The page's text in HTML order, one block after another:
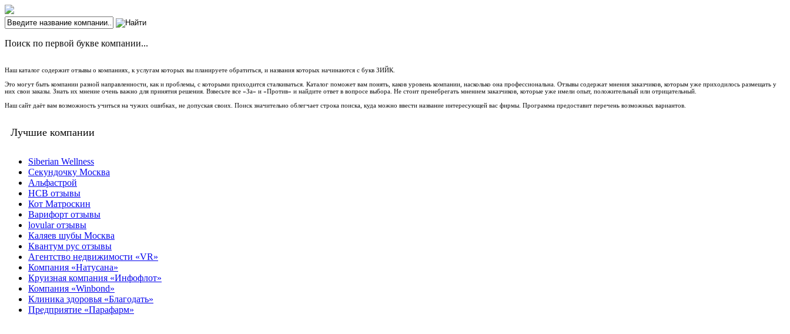
Поиск по первой букве компании...
Наш каталог содержит отзывы о компаниях, к услугам которых вы планируете обратиться, и названия которых начинаются с букв ЗИЙК.
Это могут быть компании разной направленности, как и проблемы, с которыми приходится сталкиваться. Каталог поможет вам понять, каков уровень компании, насколько она профессиональна. Отзывы содержат мнения заказчиков, которым уже приходилось размещать у
них свои заказы. Знать их мнение очень важно для принятия решения. Взвесьте все «За» и «Против» и найдите ответ в вопросе выбора. Не стоит пренебрегать мнением заказчиков, которые уже имели опыт, положительный или отрицательный.
Наш сайт даёт вам возможность учиться на чужих ошибках, не допуская своих. Поиск значительно облегчает строка поиска, куда можно ввести название интересующей вас фирмы. Программа предоставит перечень возможных вариантов.
Лучшие компании
Siberian Wellness
Секундочку Москва
Альфастрой
НСВ отзывы
Кот Матроскин
Варифорт отзывы
lovular отзывы
Каляев шубы Москва
Квантум рус отзывы
Агентство недвижимости «VR»
Компания «Натусана»
Круизная компания «Инфофлот»
Компания «Winbond»
Клиника здоровья «Благодать»
Предприятие «Парафарм»